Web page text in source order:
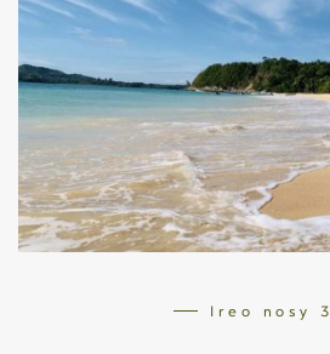
Ireo nosy 3